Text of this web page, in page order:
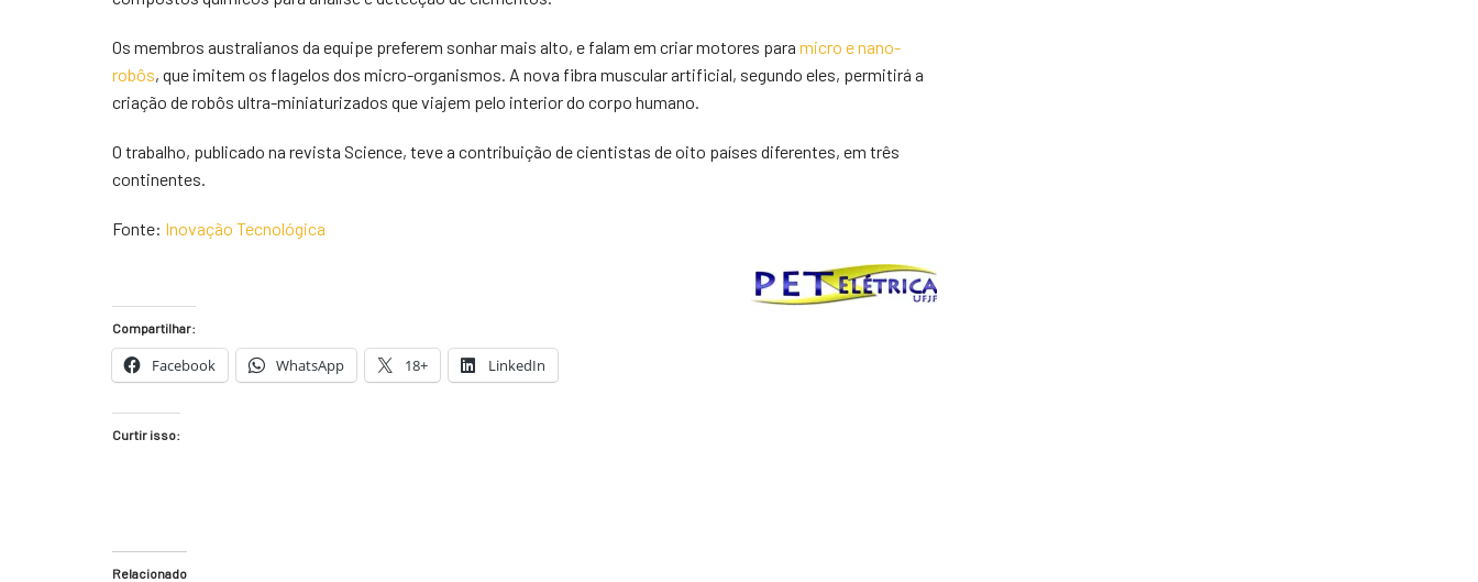
Os membros australianos da equipe preferem sonhar mais alto, e falam em criar motores para micro e nano-
robôs, que imitem os flagelos dos micro-organismos. A nova fibra muscular artificial, segundo eles, permitirá a
criação de robôs ultra-miniaturizados que viajem pelo interior do corpo humano.
O trabalho, publicado na revista Science, teve a contribuição de cientistas de oito países diferentes, em três
continentes.
Fonte: Inovação Tecnológica
Compartilhar:
Facebook WhatsApp 18+ LinkedIn
Curtir isso:
Relacionado